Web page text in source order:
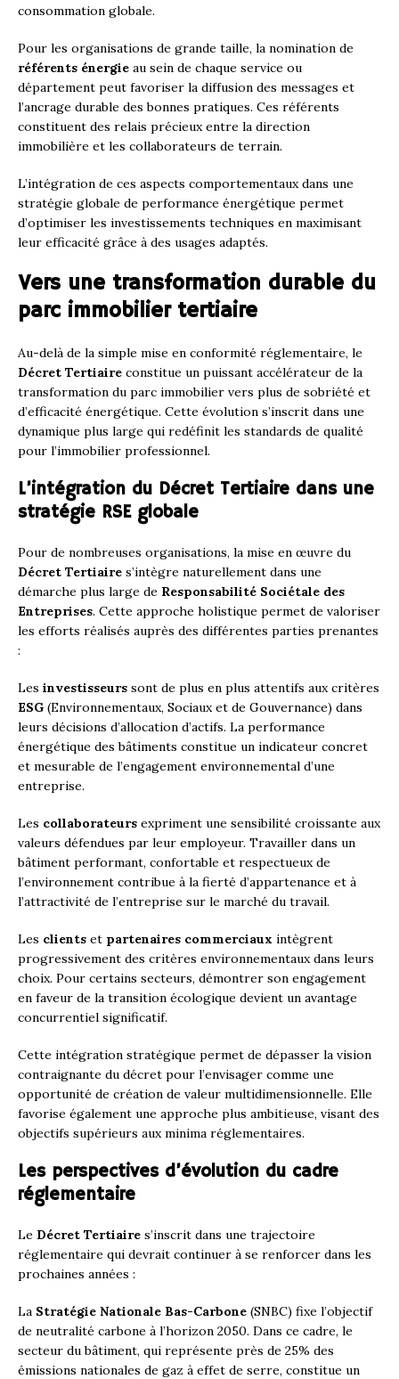
consommation globale.
Pour les organisations de grande taille, la nomination de
référents énergie au sein de chaque service ou
département peut favoriser la diffusion des messages et
l’ancrage durable des bonnes pratiques. Ces référents
constituent des relais précieux entre la direction
immobilière et les collaborateurs de terrain.
L’intégration de ces aspects comportementaux dans une
stratégie globale de performance énergétique permet
d’optimiser les investissements techniques en maximisant
leur efficacité grâce à des usages adaptés.
Vers une transformation durable du
parc immobilier tertiaire
Au-delà de la simple mise en conformité réglementaire, le
Décret Tertiaire constitue un puissant accélérateur de la
transformation du parc immobilier vers plus de sobriété et
d’efficacité énergétique. Cette évolution s’inscrit dans une
dynamique plus large qui redéfinit les standards de qualité
pour l’immobilier professionnel.
L’intégration du Décret Tertiaire dans une
stratégie RSE globale
Pour de nombreuses organisations, la mise en œuvre du
Décret Tertiaire s’intègre naturellement dans une
démarche plus large de Responsabilité Sociétale des
Entreprises. Cette approche holistique permet de valoriser
les efforts réalisés auprès des différentes parties prenantes
:
Les investisseurs sont de plus en plus attentifs aux critères
ESG (Environnementaux, Sociaux et de Gouvernance) dans
leurs décisions d’allocation d’actifs. La performance
énergétique des bâtiments constitue un indicateur concret
et mesurable de l’engagement environnemental d’une
entreprise.
Les collaborateurs expriment une sensibilité croissante aux
valeurs défendues par leur employeur. Travailler dans un
bâtiment performant, confortable et respectueux de
l’environnement contribue à la fierté d’appartenance et à
l’attractivité de l’entreprise sur le marché du travail.
Les clients et partenaires commerciaux intègrent
progressivement des critères environnementaux dans leurs
choix. Pour certains secteurs, démontrer son engagement
en faveur de la transition écologique devient un avantage
concurrentiel significatif.
Cette intégration stratégique permet de dépasser la vision
contraignante du décret pour l’envisager comme une
opportunité de création de valeur multidimensionnelle. Elle
favorise également une approche plus ambitieuse, visant des
objectifs supérieurs aux minima réglementaires.
Les perspectives d’évolution du cadre
réglementaire
Le Décret Tertiaire s’inscrit dans une trajectoire
réglementaire qui devrait continuer à se renforcer dans les
prochaines années :
La Stratégie Nationale Bas-Carbone (SNBC) fixe l’objectif
de neutralité carbone à l’horizon 2050. Dans ce cadre, le
secteur du bâtiment, qui représente près de 25% des
émissions nationales de gaz à effet de serre, constitue un